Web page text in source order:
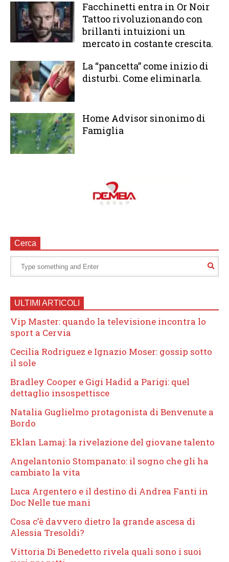
Facchinetti entra in Or Noir
Tattoo rivoluzionando con
brillanti intuizioni un
mercato in costante crescita.
La “pancetta” come inizio di
disturbi. Come eliminarla.
Home Advisor sinonimo di
Famiglia
Cerca
ULTIMI ARTICOLI
Vip Master: quando la televisione incontra lo
sport a Cervia
Cecilia Rodriguez e Ignazio Moser: gossip sotto
il sole
Bradley Cooper e Gigi Hadid a Parigi: quel
dettaglio insospettisce
Natalia Guglielmo protagonista di Benvenute a
Bordo
Eklan Lamaj: la rivelazione del giovane talento
Angelantonio Stompanato: il sogno che gli ha
cambiato la vita
Luca Argentero e il destino di Andrea Fanti in
Doc Nelle tue mani
Cosa c’è davvero dietro la grande ascesa di
Alessia Tresoldi?
Vittoria Di Benedetto rivela quali sono i suoi